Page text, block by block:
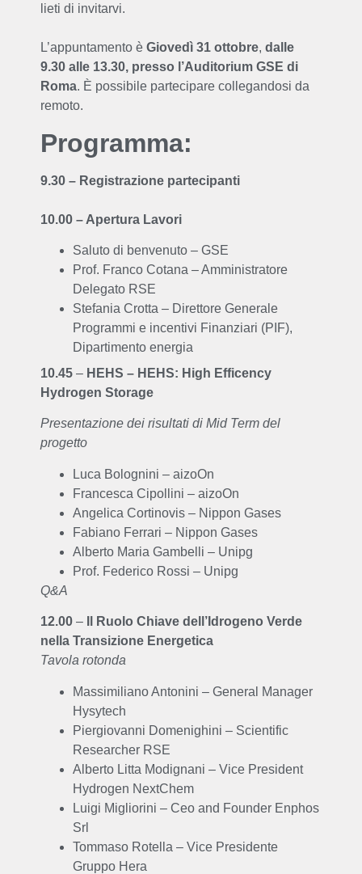
lieti di invitarvi.
L’appuntamento è Giovedì 31 ottobre, dalle
9.30 alle 13.30, presso l’Auditorium GSE di
Roma. È possibile partecipare collegandosi da
remoto.
Programma:
9.30 – Registrazione partecipanti
10.00 – Apertura Lavori
Saluto di benvenuto – GSE
Prof. Franco Cotana – Amministratore
Delegato RSE
Stefania Crotta – Direttore Generale
Programmi e incentivi Finanziari (PIF),
Dipartimento energia
10.45 – HEHS – HEHS: High Efficency
Hydrogen Storage
Presentazione dei risultati di Mid Term del
progetto
Luca Bolognini – aizoOn
Francesca Cipollini – aizoOn
Angelica Cortinovis – Nippon Gases
Fabiano Ferrari – Nippon Gases
Alberto Maria Gambelli – Unipg
Prof. Federico Rossi – Unipg
Q&A
12.00 –
Il Ruolo Chiave dell’Idrogeno Verde
nella Transizione Energetica
Tavola rotonda
Massimiliano Antonini – General Manager
Hysytech
Piergiovanni Domenighini – Scientific
Researcher RSE
Alberto Litta Modignani – Vice President
Hydrogen NextChem
Luigi Migliorini – Ceo and Founder Enphos
Srl
Tommaso Rotella – Vice Presidente
Gruppo Hera